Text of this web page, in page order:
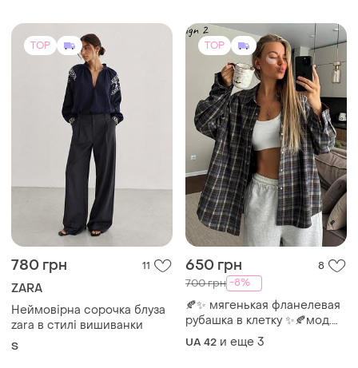
TOP
780 грн 11
ZARA
Неймовірна сорочка блуза
zara в стилі вишиванки
S
TOP
650 грн 8
700 грн -8%
🍂✨ мягенькая фланелевая
рубашка в клетку ✨🍂мод.
2010
UA 42 и еще 3